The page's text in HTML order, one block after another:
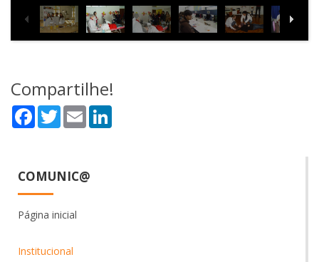
Compartilhe!
Facebook
TwitterEmail
COMUNIC@
Página inicial
Institucional